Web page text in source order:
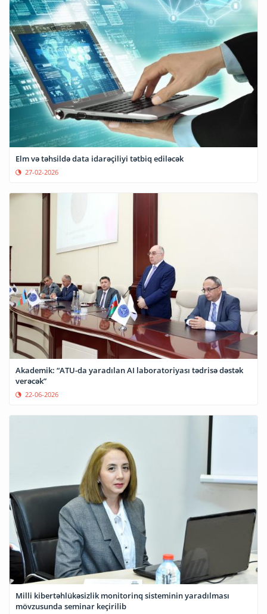
Elm və təhsildə data idarəçiliyi tətbiq ediləcək
27-02-2026
Akademik: “ATU-da yaradılan AI laboratoriyası tədrisə dəstək
verəcək”
22-06-2026
Milli kibertəhlükəsizlik monitorinq sisteminin yaradılması
mövzusunda seminar keçirilib